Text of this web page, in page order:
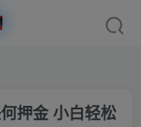
押金 小白轻松